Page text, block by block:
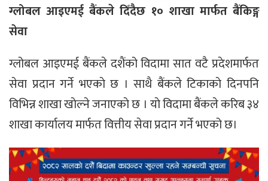
ग्लोबल आइएमई बैंकले दिँदैछ १० शाखा मार्फत बैंकिङ्ग
सेवा
ग्लोबल आइएमई बैंकले दशैंको विदामा सात वटै प्रदेशमार्फत
सेवा प्रदान गर्ने भएकाे छ । साथै बैंकले टिकाकाे दिनपनि
विभिन्न शाखा खाेल्ने जनाएकाे छ । याे विदामा बैंकले करिब ३४
शाखा कार्यालय मार्फत वित्तीय सेवा प्रदान गर्ने भएको छ।